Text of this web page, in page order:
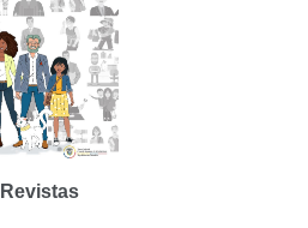
Revistas